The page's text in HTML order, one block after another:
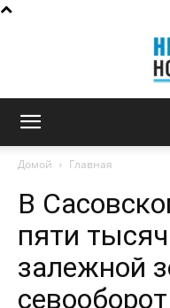
Домой Главная
В
пяти
залежной
севооборот